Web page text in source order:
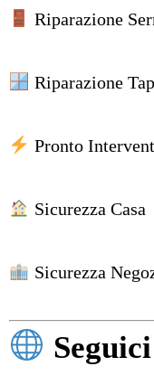
Riparazione
Riparazione
Pronto
Sicurezza Casa
Sicurezza